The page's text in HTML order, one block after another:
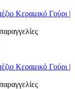
Κεραμικό Γούρι |
Κεραμικό Γούρι |